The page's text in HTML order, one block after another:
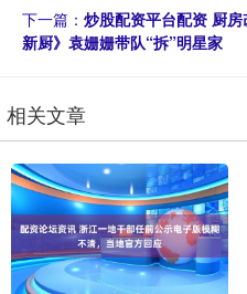
下一篇： 炒股配资平台配资 厨
新厨》袁姗姗带队“拆”明星家
相关文章